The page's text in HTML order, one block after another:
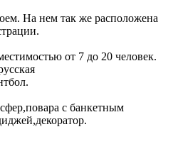
На нем так же расположена
от 7 до 20 человек.
с банкетным